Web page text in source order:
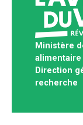
Ministère
alimentaire
Direction
recherche